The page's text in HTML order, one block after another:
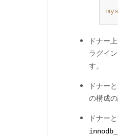
ドナー
ラグイ
す。
ドナー
の構成の
ドナー